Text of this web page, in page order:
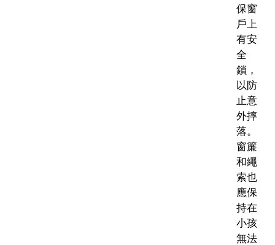
保窗
戶上
有安
全
鎖，
以防
止意
外摔
落。
窗簾
和繩
索也
應保
持在
小孩
無法